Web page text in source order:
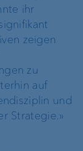
ihr
zeigen
zu
auf
und
Strategie.»